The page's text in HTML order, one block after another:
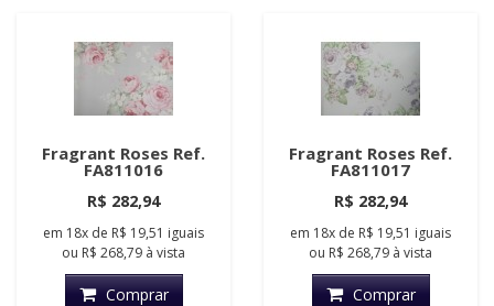
Fragrant Roses Ref.
FA811016
R$ 282,94
em 18x de R$ 19,51 iguais
ou R$ 268,79 à vista
Comprar
Fragrant Roses Ref.
FA811017
R$ 282,94
em 18x de R$ 19,51 iguais
ou R$ 268,79 à vista
Comprar